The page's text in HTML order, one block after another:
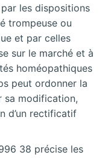
les dispositions
trompeuse ou
et par celles
sur le marché et à
homéopathiques
peut ordonner la
sa modification,
d’un rectificatif
38 précise les